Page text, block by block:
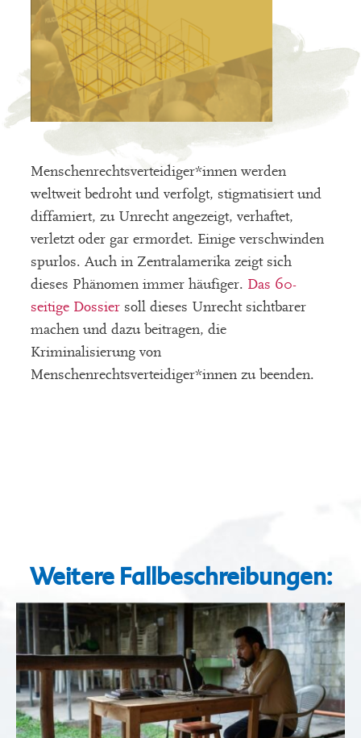
Menschenrechtsverteidiger*innen werden
weltweit bedroht und verfolgt, stigmatisiert und
diffamiert, zu Unrecht angezeigt, verhaftet,
verletzt oder gar ermordet. Einige verschwinden
spurlos. Auch in Zentralamerika zeigt sich
dieses Phänomen immer häufiger. Das 60-
seitige Dossiersoll dieses Unrecht sichtbarer
machen und dazu beitragen, die
Kriminalisierung von
Menschenrechtsverteidiger*innen zu beenden.
Weitere Fallbeschreibungen: